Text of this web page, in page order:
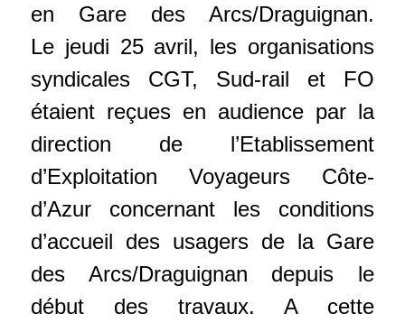
en Gare des Arcs/Draguignan.
Le jeudi 25 avril, les organisations
syndicales CGT, Sud-rail et FO
étaient reçues en audience par la
direction de l’Etablissement
d’Exploitation Voyageurs Côte-
d’Azur concernant les conditions
d’accueil des usagers de la Gare
des Arcs/Draguignan depuis le
début des travaux. A cette